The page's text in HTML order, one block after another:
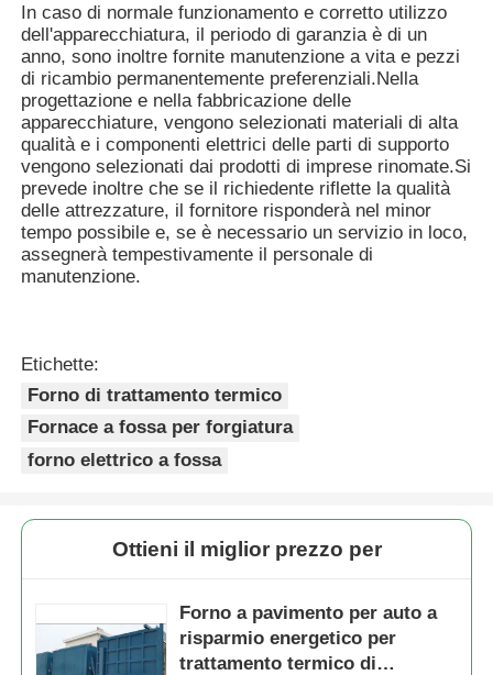
In caso di normale funzionamento e corretto utilizzo
dell'apparecchiatura, il periodo di garanzia è di un
anno, sono inoltre fornite manutenzione a vita e pezzi
di ricambio permanentemente preferenziali.Nella
progettazione e nella fabbricazione delle
apparecchiature, vengono selezionati materiali di alta
qualità e i componenti elettrici delle parti di supporto
vengono selezionati dai prodotti di imprese rinomate.Si
prevede inoltre che se il richiedente riflette la qualità
delle attrezzature, il fornitore risponderà nel minor
tempo possibile e, se è necessario un servizio in loco,
assegnerà tempestivamente il personale di
manutenzione.
Etichette:
Forno di trattamento termico
Fornace a fossa per forgiatura
forno elettrico a fossa
Ottieni il miglior prezzo per
Forno a pavimento per auto a
risparmio energetico per
trattamento termico di